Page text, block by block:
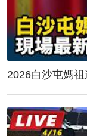
2026白沙屯媽